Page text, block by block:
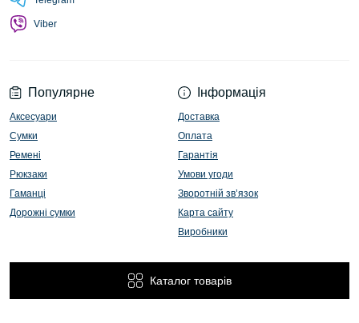
Популярне
Аксесуари
Сумки
Ремені
Рюкзаки
Гаманці
Дорожні сумки
Інформація
Доставка
Оплата
Гарантія
Умови угоди
Зворотній зв’язок
Карта сайту
Виробники
Каталог товарів
Viber